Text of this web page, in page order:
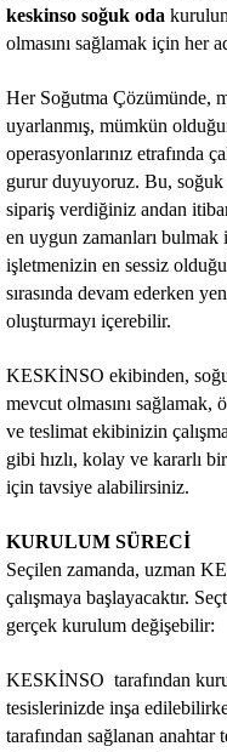
keskinso soğuk oda
olmasını sağlamak için her
Her Soğutma Çözümünde,
uyarlanmış, mümkün
operasyonlarınız etrafında
gurur duyuyoruz. Bu, soğuk
sipariş verdiğiniz andan
en uygun zamanları bulmak
işletmenizin en sessiz
sırasında devam ederken
oluşturmayı içerebilir.
KESKİNSO ekibinden,
mevcut olmasını sağlamak,
ve teslimat ekibinizin
gibi hızlı, kolay ve kararlı
için tavsiye alabilirsiniz.
KURULUM SÜRECİ
Seçilen zamanda, uzman
çalışmaya başlayacaktır.
gerçek kurulum değişebilir:
KESKİNSO tarafından
tesislerinizde inşa
tarafından sağlanan anahtar